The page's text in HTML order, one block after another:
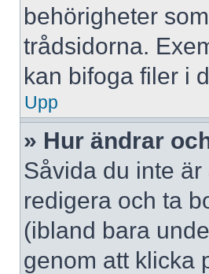
behörigheter
trådsidorna.
kan bifoga filer i
Upp
» Hur ändrar
Såvida du inte
redigera och ta
(ibland bara
genom att klicka